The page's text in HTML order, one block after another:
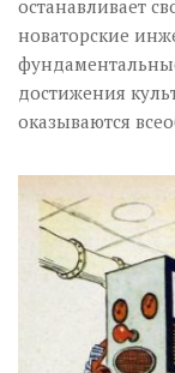
останавливает
новаторские
достижения
оказываются